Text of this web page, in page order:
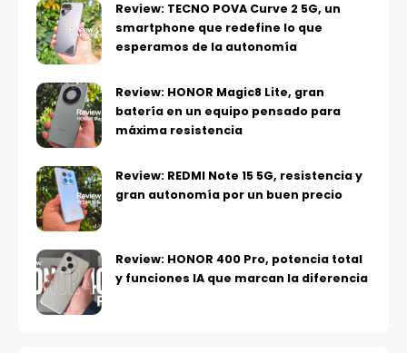
Review: TECNO POVA Curve 2 5G, un
smartphone que redefine lo que
esperamos de la autonomía
Review: HONOR Magic8 Lite, gran
batería en un equipo pensado para
máxima resistencia
Review: REDMI Note 15 5G, resistencia y
gran autonomía por un buen precio
Review: HONOR 400 Pro, potencia total
y funciones IA que marcan la diferencia